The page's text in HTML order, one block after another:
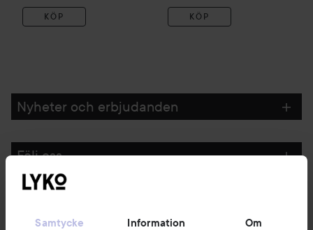
Samtycke Information Om
KÖP KÖP
Nyheter och erbjudanden
Följ oss